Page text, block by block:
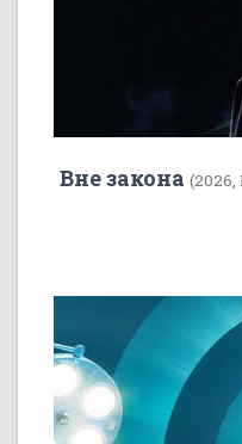
Вне закона